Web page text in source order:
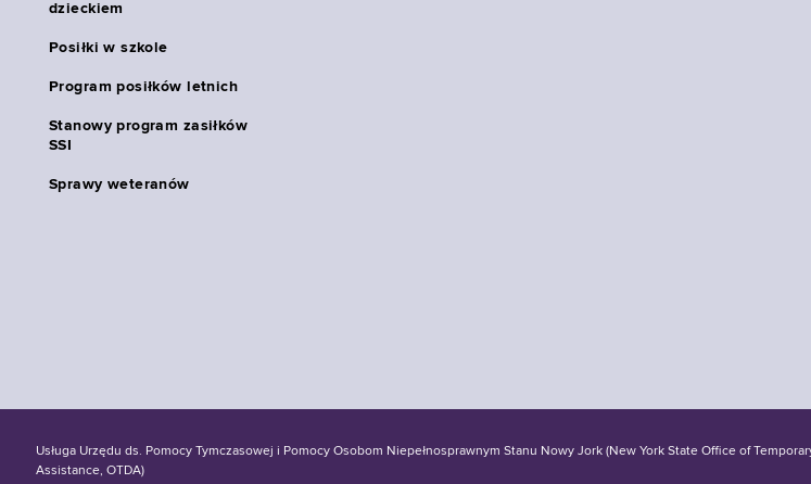
dzieckiem
Posiłki w szkole
Program posiłków letnich
Stanowy program zasiłków
SSI
Sprawy weteranów
Usługa Urzędu ds. Pomocy Tymczasowej i Pomocy Osobom Niepełnosprawnym Stanu Nowy Jork (New York State Office of
Assistance, OTDA)